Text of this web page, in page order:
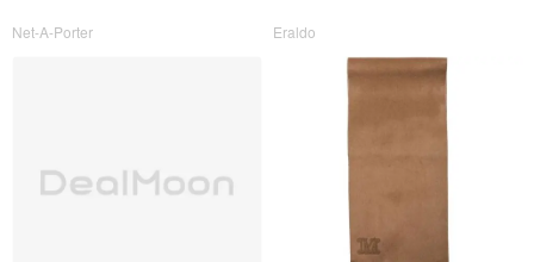
Net-A-Porter Eraldo